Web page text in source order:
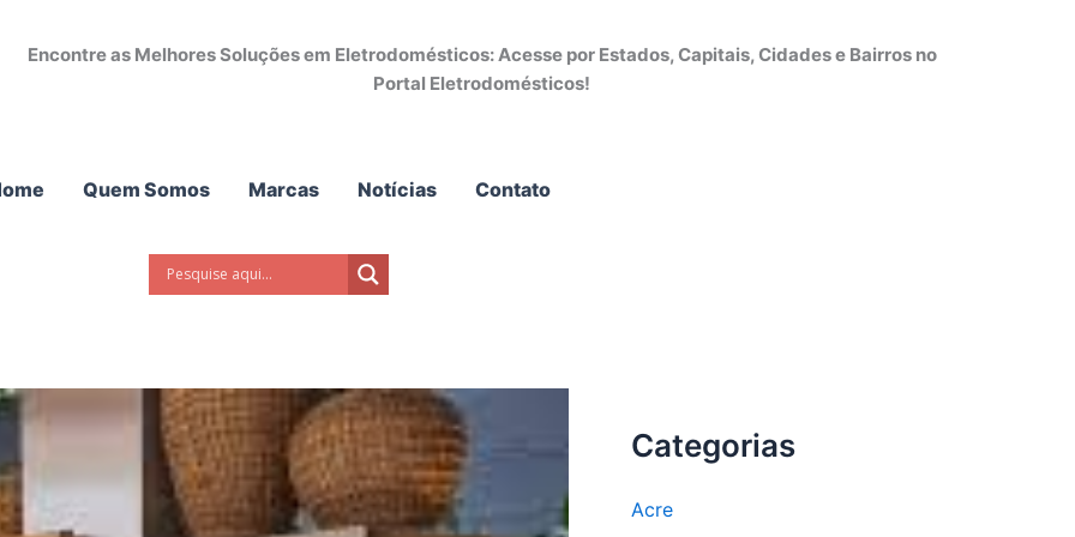
Encontre as Melhores Soluções em Eletrodomésticos: Acesse por Estados, Capitais, Cidades e Bairros no
Portal Eletrodomésticos!
Quem Somos Marcas Notícias Contato
Categorias
Acre